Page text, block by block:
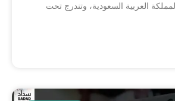
العربية السعودية، وتندرج تحت